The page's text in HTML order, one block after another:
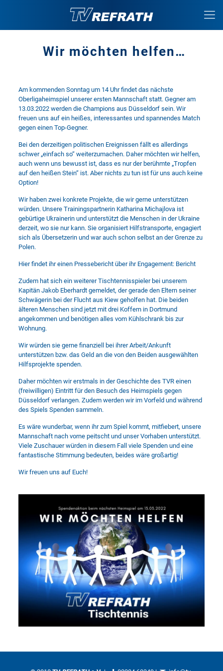
Wir möchten helfen…
Am kommenden Sonntag um 14 Uhr findet das nächste
Oberligaheimspiel unserer ersten Mannschaft statt. Gegner am
13.03.2022 werden die Champions aus Düsseldorf sein. Wir
freuen uns auf ein heißes, interessantes und spannendes Match
gegen einen Top-Gegner.
Bei den derzeitigen politischen Ereignissen fällt es allerdings
schwer „einfach so“ weiterzumachen. Daher möchten wir helfen,
auch wenn uns bewusst ist, dass es nur der berühmte „Tropfen
auf den heißen Stein“ ist. Aber nichts zu tun ist für uns auch keine
Option!
Wir haben zwei konkrete Projekte, die wir gerne unterstützen
würden. Unsere Trainingspartnerin Katharina Michajlova ist
gebürtige Ukrainerin und unterstützt die Menschen in der Ukraine
derzeit, wo sie nur kann. Sie organisiert Hilfstransporte, engagiert
sich als Übersetzerin und war auch schon selbst an der Grenze zu
Polen.
Hier findet ihr einen Pressebericht über ihr Engagement: Bericht
Zudem hat sich ein weiterer Tischtennisspieler bei unserem
Kapitän Jakob Eberhardt gemeldet, der gerade den Eltern seiner
Schwägerin bei der Flucht aus Kiew geholfen hat. Die beiden
älteren Menschen sind jetzt mit drei Koffern in Dortmund
angekommen und benötigen alles vom Kühlschrank bis zur
Wohnung.
Wir würden sie gerne finanziell bei ihrer Arbeit/Ankunft
unterstützen bzw. das Geld an die von den Beiden ausgewählten
Hilfsprojekte spenden.
Daher möchten wir erstmals in der Geschichte des TVR einen
(freiwilligen) Eintritt für den Besuch des Heimspiels gegen
Düsseldorf verlangen. Zudem werden wir im Vorfeld und während
des Spiels Spenden sammeln.
Es wäre wunderbar, wenn ihr zum Spiel kommt, mitfiebert, unsere
Mannschaft nach vorne peitscht und unser Vorhaben unterstützt.
Viele Zuschauer würden in diesem Fall viele Spenden und eine
fantastische Stimmung bedeuten, beides wäre großartig!
Wir freuen uns auf Euch!